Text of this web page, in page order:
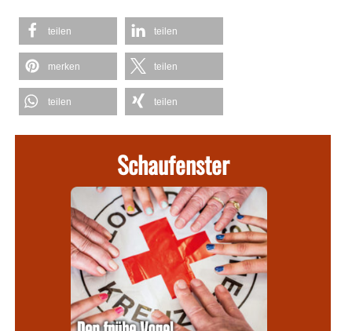
teilen teilen
merken teilen
teilen teilen
Schaufenster